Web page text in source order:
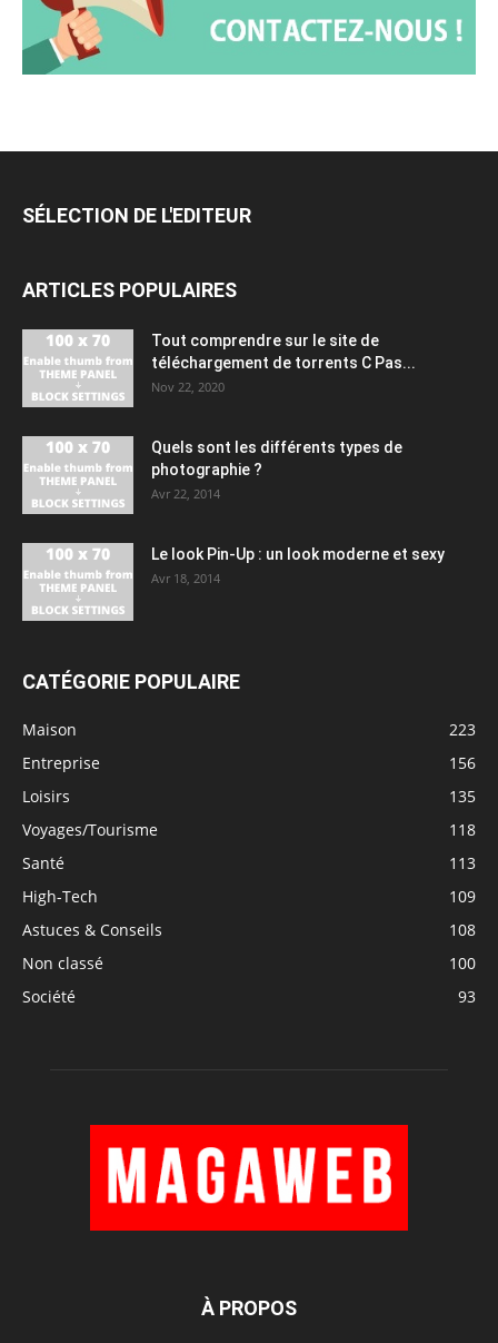
SÉLECTION DE L'EDITEUR
ARTICLES POPULAIRES
Tout comprendre sur le site de
téléchargement de torrents C Pas...
Nov 22, 2020
Quels sont les différents types de
photographie ?
Avr 22, 2014
Le look Pin-Up : un look moderne et sexy
Avr 18, 2014
CATÉGORIE POPULAIRE
Maison
223
Entreprise
156
Loisirs
135
Voyages/Tourisme
118
Santé
113
High-Tech
109
Astuces & Conseils
108
Non classé
100
Société
93
À PROPOS